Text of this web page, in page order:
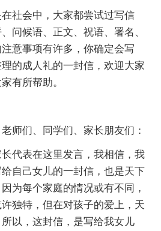
社会中，大家都尝试过写信
问候语、正文、祝语、署名、
意事项有许多，你确定会写
的成人礼的一封信，欢迎大家
有所帮助。
师们、同学们、家长朋友们：
代表在这里发言，我相信，我
自己女儿的一封信，也是天下
为每个家庭的情况或有不同，
独特，但在对孩子的爱上，天
以，这封信，是写给我女儿